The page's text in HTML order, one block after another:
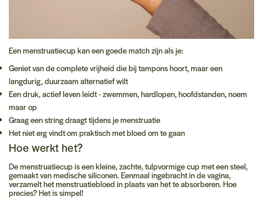
Een menstruatiecup kan een goede match zijn als je:
Geniet van de complete vrijheid die bij tampons hoort, maar een
langdurig, duurzaam alternatief wilt
Een druk, actief leven leidt - zwemmen, hardlopen, hoofdstanden, noem
maar op
Graag een string draagt tijdens je menstruatie
Het niet erg vindt om praktisch met bloed om te gaan
Hoe werkt het?
De menstruatiecup is een kleine, zachte, tulpvormige cup met een steel,
gemaakt van medische siliconen. Eenmaal ingebracht in de vagina,
verzamelt het menstruatiebloed in plaats van het te absorberen. Hoe
precies? Het is simpel!